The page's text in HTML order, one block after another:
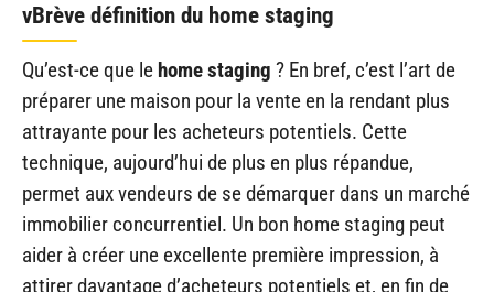
vBrève définition du home staging
Qu’est-ce que le home staging ? En bref, c’est l’art de
préparer une maison pour la vente en la rendant plus
attrayante pour les acheteurs potentiels. Cette
technique, aujourd’hui de plus en plus répandue,
permet aux vendeurs de se démarquer dans un marché
immobilier concurrentiel. Un bon home staging peut
aider à créer une excellente première impression, à
attirer davantage d’acheteurs potentiels et, en fin de